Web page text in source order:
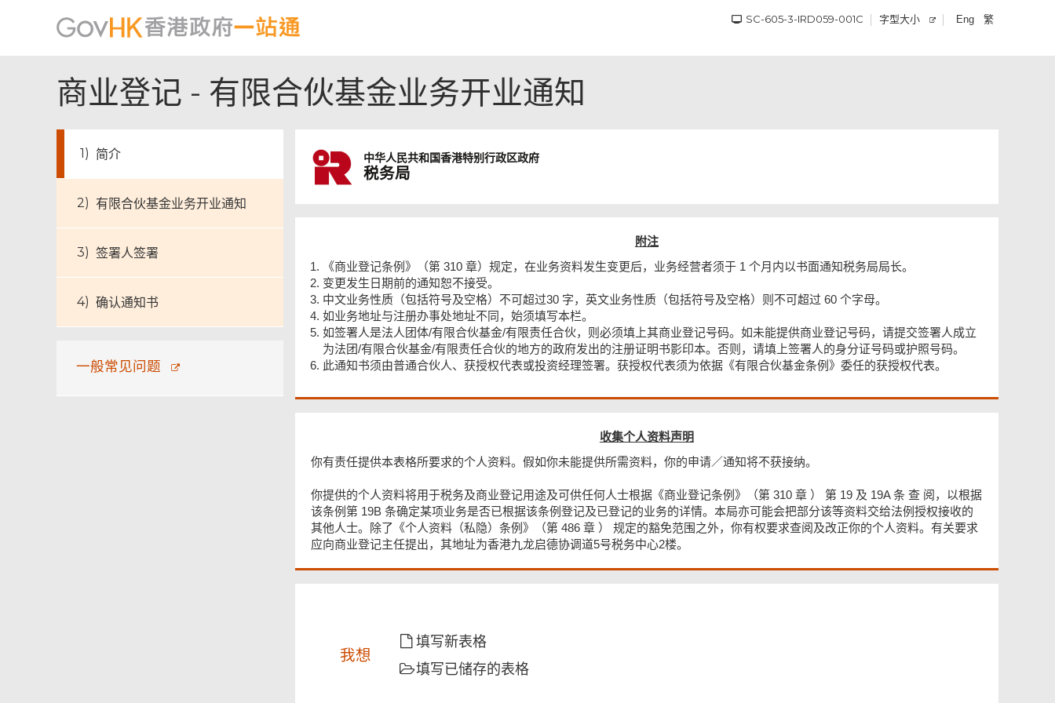
SC-605-3-IRD059-001C 字型大小 Eng 繁
商业登记 - 有限合伙基金业务开业通知
简介
有限合伙基金业务开业通知
签署人签署
确认通知书
一般常见问题
中华人民共和国香港特别行政区政府
税务局
附注
《商业登记条例》（第 310 章）规定，在业务资料发生变更后，业务经营者须于 1 个月内以书面通知税务局局长。
变更发生日期前的通知恕不接受。
中文业务性质（包括符号及空格）不可超过30 字，英文业务性质（包括符号及空格）则不可超过 60 个字母。
如业务地址与注册办事处地址不同，始须填写本栏。
如签署人是法人团体/有限合伙基金/有限责任合伙，则必须填上其商业登记号码。如未能提供商业登记号码，请提交签署人成立
为法团/有限合伙基金/有限责任合伙的地方的政府发出的注册证明书影印本。否则，请填上签署人的身分证号码或护照号码。
此通知书须由普通合伙人、获授权代表或投资经理签署。获授权代表须为依据《有限合伙基金条例》委任的获授权代表。
收集个人资料声明
你有责任提供本表格所要求的个人资料。假如你未能提供所需资料，你的申请／通知将不获接纳。
你提供的个人资料将用于税务及商业登记用途及可供任何人士根据《商业登记条例》（第 310 章 ） 第 19 及 19A 条 查 阅，以根据
该条例第 19B 条确定某项业务是否已根据该条例登记及已登记的业务的详情。本局亦可能会把部分该等资料交给法例授权接收的
其他人士。除了《个人资料（私隐）条例》（第 486 章 ） 规定的豁免范围之外，你有权要求查阅及改正你的个人资料。有关要求
应向商业登记主任提出，其地址为香港九龙启德协调道5号税务中心2楼。
我想
填写新表格
填写已储存的表格